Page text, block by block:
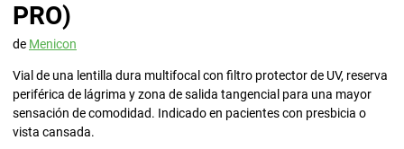
PRO)
de Menicon
Vial de una lentilla dura multifocal con filtro protector de UV, reserva
periférica de lágrima y zona de salida tangencial para una mayor
sensación de comodidad. Indicado en pacientes con presbicia o
vista cansada.